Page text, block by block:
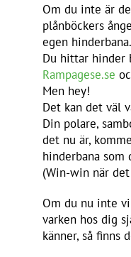
Om du inte är
plånböckers
egen hinderbana.
Du hittar hinder
Rampagese.se
Men hey!
Det kan det väl
Din polare,
det nu är,
hinderbana som
(Win-win när
Om du nu inte
varken hos dig
känner, så finns